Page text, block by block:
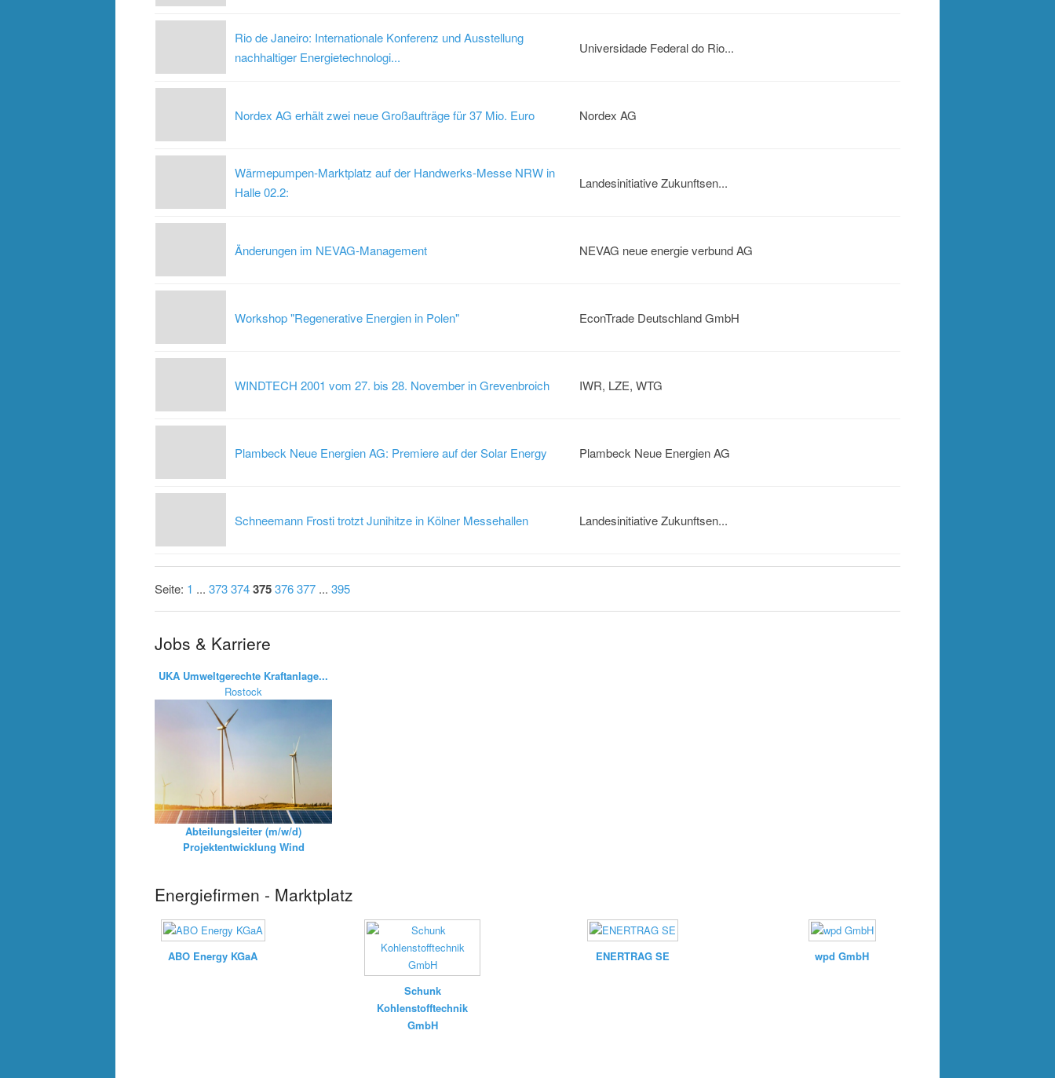
Rio de Janeiro: Internationale Konferenz und Ausstellung
nachhaltiger Energietechnologi...
Universidade Federal do Rio...
Nordex AG erhält zwei neue Großaufträge für 37 Mio. Euro Nordex AG
Wärmepumpen-Marktplatz auf der Handwerks-Messe NRW in
Halle 02.2:
Landesinitiative Zukunftsen...
Änderungen im NEVAG-Management NEVAG neue energie verbund AG
Workshop "Regenerative Energien in Polen" EconTrade Deutschland GmbH
WINDTECH 2001 vom 27. bis 28. November in Grevenbroich IWR, LZE, WTG
Plambeck Neue Energien AG: Premiere auf der Solar Energy Plambeck Neue Energien AG
Schneemann Frosti trotzt Junihitze in Kölner Messehallen Landesinitiative Zukunftsen...
Seite: 1 ... 373374375376377 ... 395
Jobs & Karriere
UKA Umweltgerechte Kraftanlage...
Rostock
Abteilungsleiter (m/w/d)
Projektentwicklung Wind
Energiefirmen - Marktplatz
ABO Energy KGaA
Schunk
Kohlenstofftechnik
GmbH
ENERTRAG SE wpd GmbH